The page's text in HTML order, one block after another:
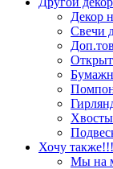
Декор
Свечи
Хочу
Мы на